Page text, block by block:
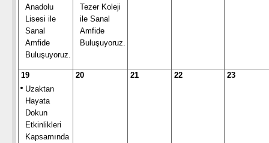
Anadolu
Lisesi ile
Sanal
Amfide
Buluşuyoruz.
Tezer Koleji
ile Sanal
Amfide
Buluşuyoruz.
19
Uzaktan
Hayata
Dokun
Etkinlikleri
Kapsamında
20 21 22 23